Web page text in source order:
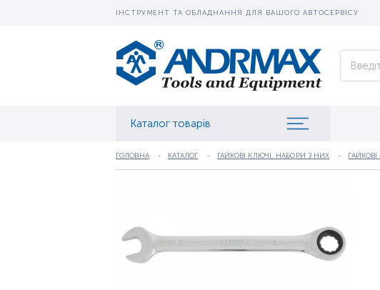
ІНСТРУМЕНТ ТА ОБЛАДНАННЯ ДЛЯ ВАШОГО АВТОСЕРВІСУ
Каталог товарів
ГОЛОВНА КАТАЛОГ ГАЙКОВІ КЛЮЧІ, НАБОРИ З НИХ